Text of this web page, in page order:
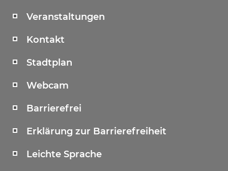
Veranstaltungen
Kontakt
Stadtplan
Webcam
Barrierefrei
Erklärung zur Barrierefreiheit
Leichte Sprache